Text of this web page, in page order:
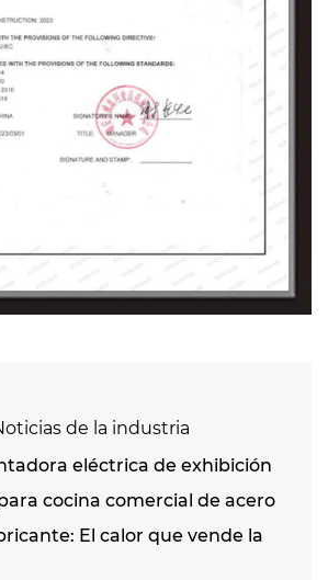
entusiasmo unirnos a usted
juntos.
de la industria
eléctrica de exhibición
cocina comercial de acero
El calor que vende la